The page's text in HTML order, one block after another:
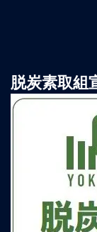
脱炭素取組